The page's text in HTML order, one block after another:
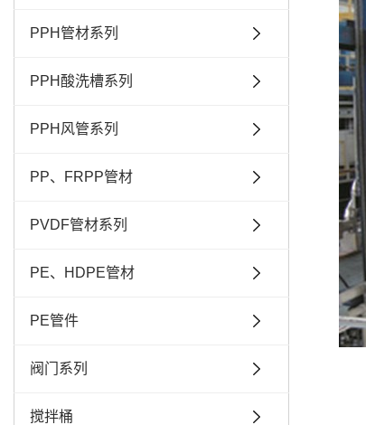
PPH管材系列
PPH酸洗槽系列
PPH风管系列
PP、FRPP管材
PVDF管材系列
PE、HDPE管材
PE管件
阀门系列
搅拌桶